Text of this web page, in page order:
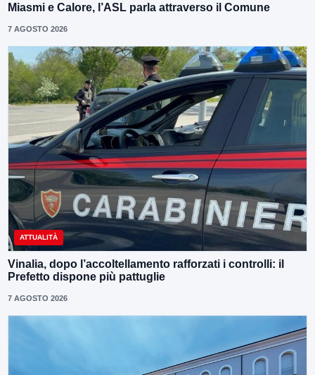
Miasmi e Calore, l’ASL parla attraverso il Comune
7 AGOSTO 2026
ATTUALITÀ
Vinalia, dopo l’accoltellamento rafforzati i controlli: il
Prefetto dispone più pattuglie
7 AGOSTO 2026